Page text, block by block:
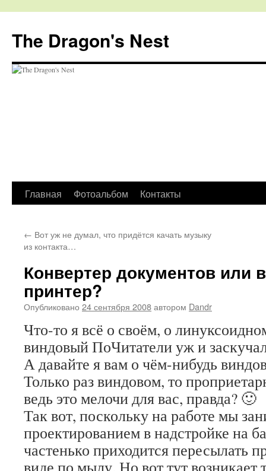
The Dragon's Nest
Перейти
содержимому
Главная Фотоальбом Контакты
← Вот уж не думал, что придётся качать музыку
из контакта…
Конвертер документов или
принтер?
Опубликовано 24 сентября 2008автором Dandr
Что-то я всё о своём, о
виндовый ПоЧитатели уж и
А давайте я вам о чём-нибудь
Только раз виндовом, то
ведь это мелочи для вас, правда? 🙂
Так вот, поскольку на работе мы
проектированием в надстройке на
частенько приходится пересылать
виде по мылу. Но вот тут возникает